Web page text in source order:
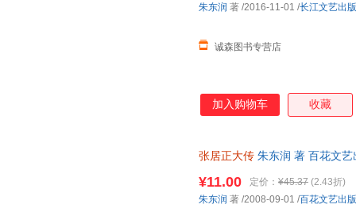
诚森图书专营店
朱东润 著 /2016-11-01 /长江文艺出
加入购物车 收藏
张居正大传 朱东润 著 百花文
¥11.00 定价： ¥45.37 (2.43折)
朱东润 著 /2008-09-01 /百花文艺出